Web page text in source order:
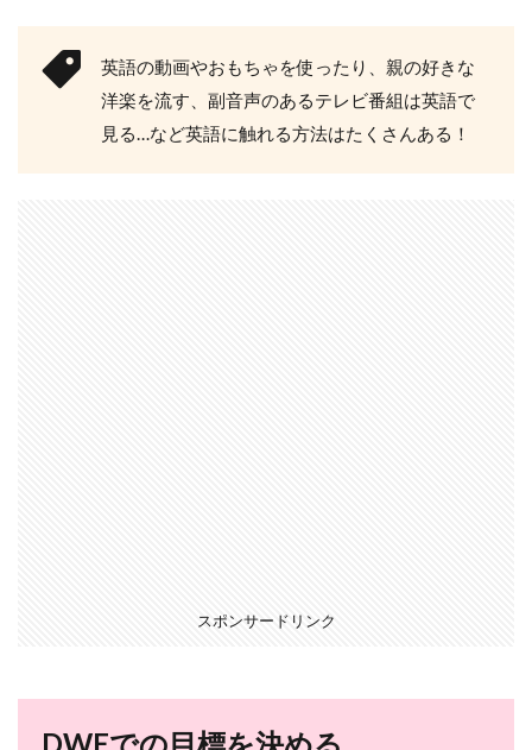
英語の動画やおもちゃを使ったり、親の好きな
洋楽を流す、副音声のあるテレビ番組は英語で
見る…など英語に触れる方法はたくさんある！
スポンサードリンク